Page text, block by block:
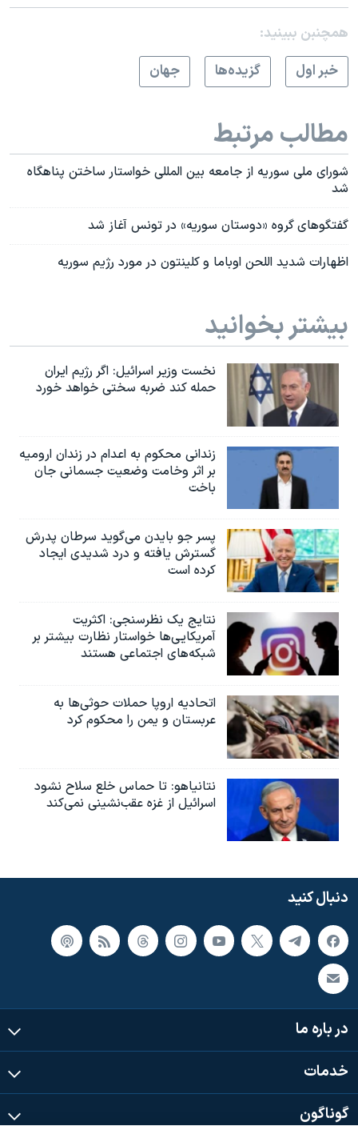
همچنبن ببینید:
خبر اول
گزيده‌ها جهان
مطالب مرتبط
شورای ملی سوريه از جامعه بين المللی خواستار ساختن پناهگاه
شد
گفتگوهای گروه «دوستان سوریه» در تونس آغاز شد
اظهارات شديد اللحن اوباما و کلینتون در مورد رژيم سوریه
بیشتر بخوانید
نخست وزیر اسرائيل: اگر رژیم ایران
حمله کند ضربه سختی خواهد خورد
زندانی محکوم به اعدام در زندان ارومیه
بر اثر وخامت وضعیت جسمانی جان
باخت
پسر جو بایدن می‌گوید سرطان پدرش
گسترش یافته و درد شدیدی ایجاد
کرده است
نتایج یک نظرسنجی: اکثریت
آمریکایی‌ها خواستار نظارت بیشتر بر
شبکه‌های اجتماعی هستند
اتحادیه اروپا حملات حوثی‌ها به
عربستان و یمن را محکوم کرد
نتانیاهو: تا حماس خلع سلاح نشود
اسرائیل از غزه عقب‌نشینی نمی‌کند
دنبال کنید
در باره ما
خدمات
گوناگون